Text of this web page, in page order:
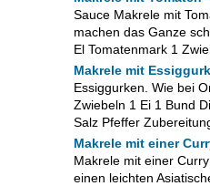
Sauce Makrele mit
machen das Ganze
El Tomatenmark 1
Makrele mit
Essiggurken. Wie bei
Zwiebeln 1 Ei 1 Bund
Salz Pfeffer
Makrele mit einer
Makrele mit einer
einen leichten